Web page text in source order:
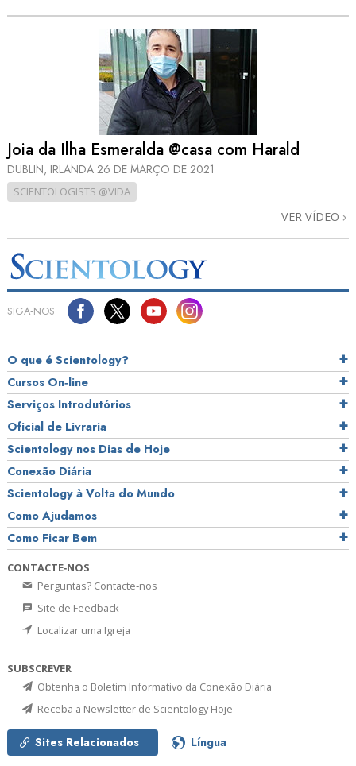
Joia da Ilha Esmeralda @casa com Harald
DUBLIN, IRLANDA 26 DE MARÇO DE 2021
SCIENTOLOGISTS @VIDA
VER VÍDEO
SIGA‑NOS
O que é Scientology?
Cursos On‑line
Serviços Introdutórios
Oficial de Livraria
Scientology nos Dias de Hoje
Conexão Diária
Scientology à Volta do Mundo
Como Ajudamos
Como Ficar Bem
CONTACTE‑NOS
Perguntas? Contacte‑nos
Site de Feedback
Localizar uma Igreja
SUBSCREVER
Obtenha o Boletim Informativo da Conexão Diária
Receba a Newsletter de Scientology Hoje
Sites Relacionados Língua